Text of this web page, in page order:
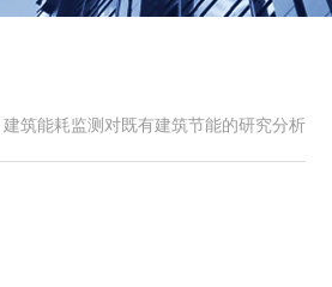
建筑能耗监测对既有建筑节能的研究分析